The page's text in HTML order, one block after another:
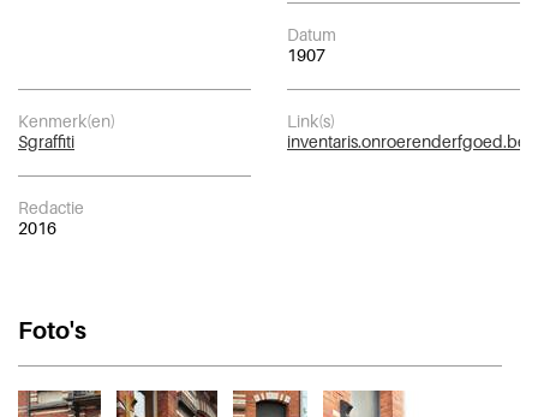
Datum
1907
Kenmerk(en)
Sgraffiti
Link(s)
inventaris.onroerenderfgoed.be
Redactie
2016
Foto's